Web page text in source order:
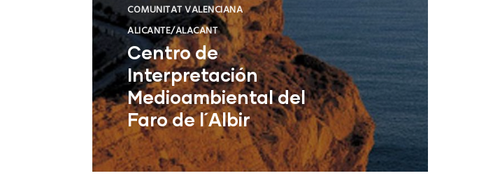
COMUNITAT VALENCIANA
ALICANTE/ALACANT
Centro de
Interpretación
Medioambiental del
Faro de l´Albir
L'Alfàs del Pi (Alicante)